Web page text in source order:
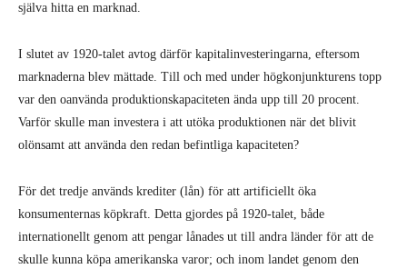
själva hitta en marknad.
I slutet av 1920-talet avtog därför kapitalinvesteringarna, eftersom
marknaderna blev mättade. Till och med under högkonjunkturens topp
var den oanvända produktionskapaciteten ända upp till 20 procent.
Varför skulle man investera i att utöka produktionen när det blivit
olönsamt att använda den redan befintliga kapaciteten?
För det tredje används krediter (lån) för att artificiellt öka
konsumenternas köpkraft. Detta gjordes på 1920-talet, både
internationellt genom att pengar lånades ut till andra länder för att de
skulle kunna köpa amerikanska varor; och inom landet genom den